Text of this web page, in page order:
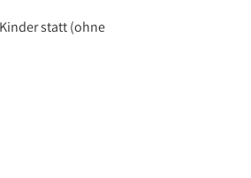
statt (ohne